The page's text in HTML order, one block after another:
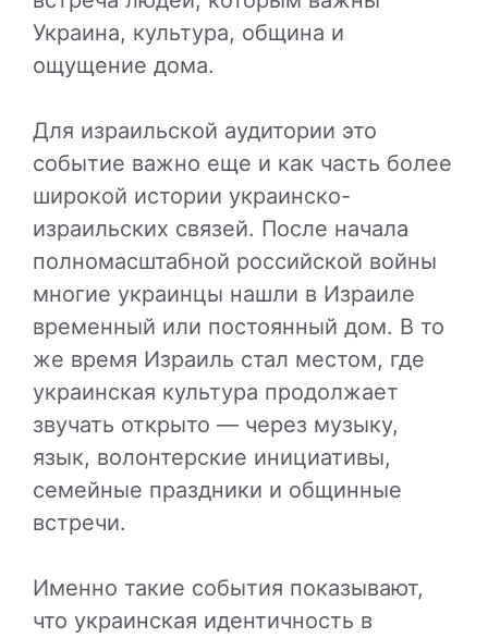
Украина, культура, община и
ощущение дома.
Для израильской аудитории это
событие важно еще и как часть более
широкой истории украинско-
израильских связей. После начала
полномасштабной российской войны
многие украинцы нашли в Израиле
временный или постоянный дом. В то
же время Израиль стал местом, где
украинская культура продолжает
звучать открыто — через музыку,
язык, волонтерские инициативы,
семейные праздники и общинные
встречи.
Именно такие события показывают,
что украинская идентичность в